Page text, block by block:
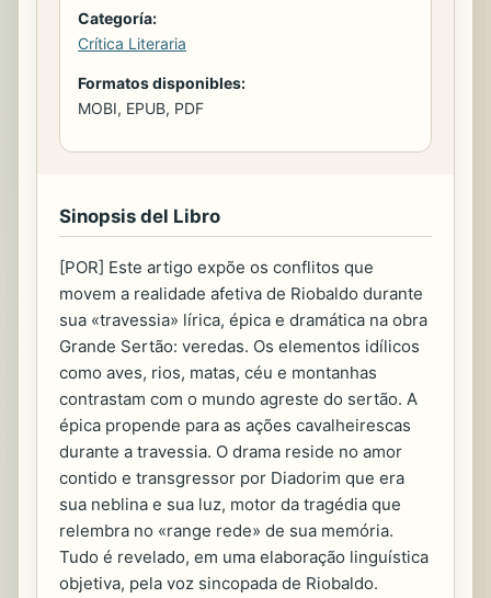
Categoría:
Crítica Literaria
Formatos disponibles:
MOBI, EPUB, PDF
Sinopsis del Libro
[POR] Este artigo expõe os conflitos que
movem a realidade afetiva de Riobaldo durante
sua «travessia» lírica, épica e dramática na obra
Grande Sertão: veredas. Os elementos idílicos
como aves, rios, matas, céu e montan­has
contrastam com o mundo agreste do sertão. A
épica propende para as ações cavalheirescas
durante a travessia. O drama reside no amor
contido e transgressor por Diadorim que era
sua neblina e sua luz, motor da tragédia que
relembra no «range rede» de sua memória.
Tudo é revelado, em uma elaboração linguística
objetiva, pela voz sincopada de Riobaldo.